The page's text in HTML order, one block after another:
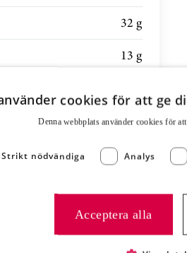
32 g
13 g
3,5 g
11 g
cookies för att ge
Denna webbplats använder cookies för
Strikt nödvändiga Analys
Acceptera alla